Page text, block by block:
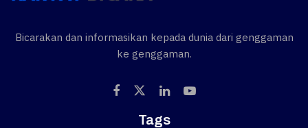
Bicarakan dan informasikan kepada dunia dari genggaman
ke genggaman.
Tags